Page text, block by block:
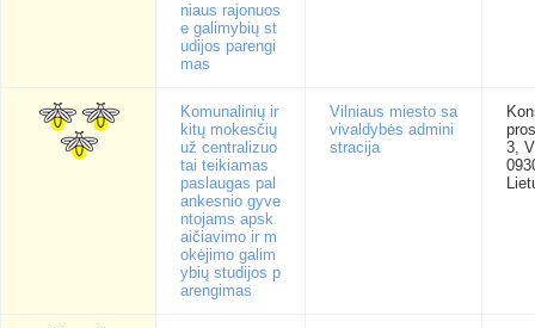
niaus rajonuos
e galimybių st
udijos parengi
mas
Komunalinių ir
kitų mokesčių
už centralizuo
tai teikiamas
paslaugas pal
ankesnio gyve
ntojams apsk
aičiavimo ir m
okėjimo galim
ybių studijos p
arengimas
Vilniaus miesto sa
vivaldybės admini
stracija
3,